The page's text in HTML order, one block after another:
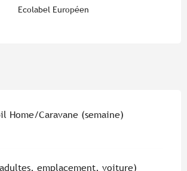
Ecolabel Européen
Home/Caravane (semaine)
emplacement, voiture)